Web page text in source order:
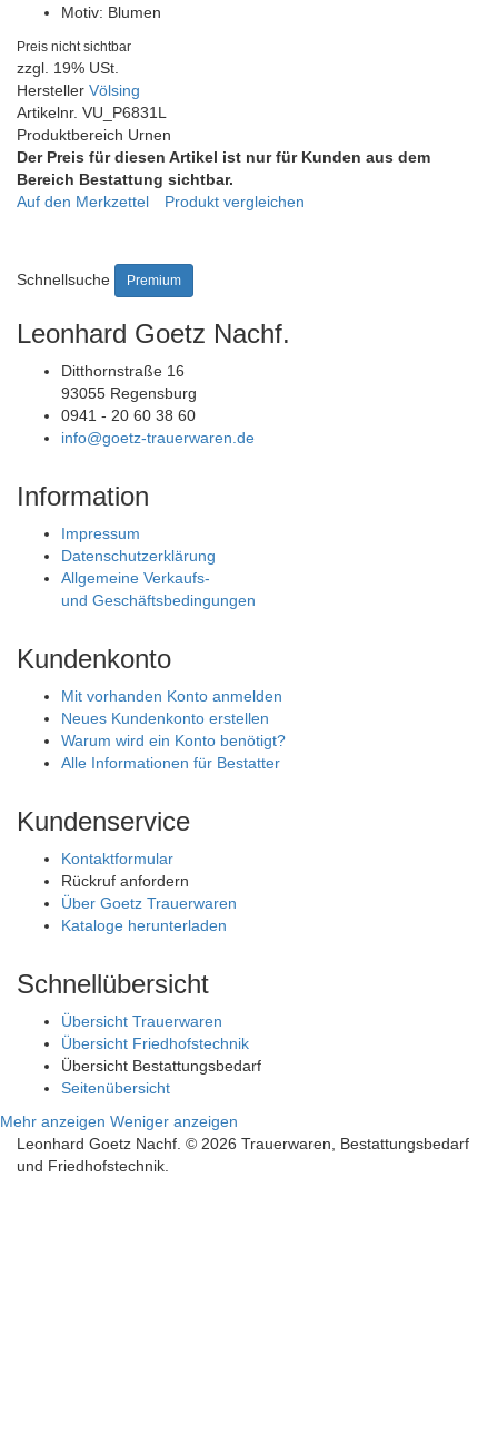
Motiv: Blumen
Preis nicht sichtbar
zzgl. 19% USt.
Hersteller Völsing
Artikelnr. VU_P6831L
Produktbereich Urnen
Der Preis für diesen Artikel ist nur für Kunden aus dem
Bereich Bestattung sichtbar.
Auf den Merkzettel
Produkt vergleichen
Schnellsuche Premium
Leonhard Goetz Nachf.
Ditthornstraße 16
93055 Regensburg
0941 - 20 60 38 60
info@goetz-trauerwaren.de
Information
Impressum
Datenschutzerklärung
Allgemeine Verkaufs-
und Geschäftsbedingungen
Kundenkonto
Mit vorhanden Konto anmelden
Neues Kundenkonto erstellen
Warum wird ein Konto benötigt?
Alle Informationen für Bestatter
Kundenservice
Kontaktformular
Rückruf anfordern
Über Goetz Trauerwaren
Kataloge herunterladen
Schnellübersicht
Übersicht Trauerwaren
Übersicht Friedhofstechnik
Übersicht Bestattungsbedarf
Seitenübersicht
Mehr anzeigen Weniger anzeigen
Leonhard Goetz Nachf. © 2026 Trauerwaren, Bestattungsbedarf
und Friedhofstechnik.